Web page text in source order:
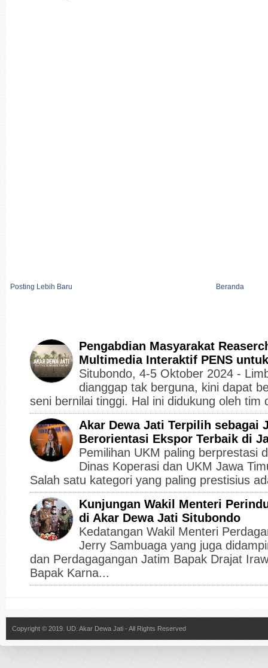
Posting Lebih Baru Beranda
Pengabdian Masyarakat
Multimedia Interaktif PENS
Situbondo, 4-5 Oktober 2024 -
dianggap tak berguna, kini dapat
seni bernilai tinggi. Hal ini didukung oleh
Akar Dewa Jati Terpilih sebagai
Berorientasi Ekspor Terbaik di
Pemilihan UKM paling berprestasi
Dinas Koperasi dan UKM Jawa
Salah satu kategori yang paling prestisius
Kunjungan Wakil Menteri
di Akar Dewa Jati Situbondo
Kedatangan Wakil Menteri
Jerry Sambuaga yang juga
dan Perdagagangan Jatim Bapak Drajat
Bapak Karna...
Copyright © 2019. UD. Akar Dewa Jati - All Rights Reserved